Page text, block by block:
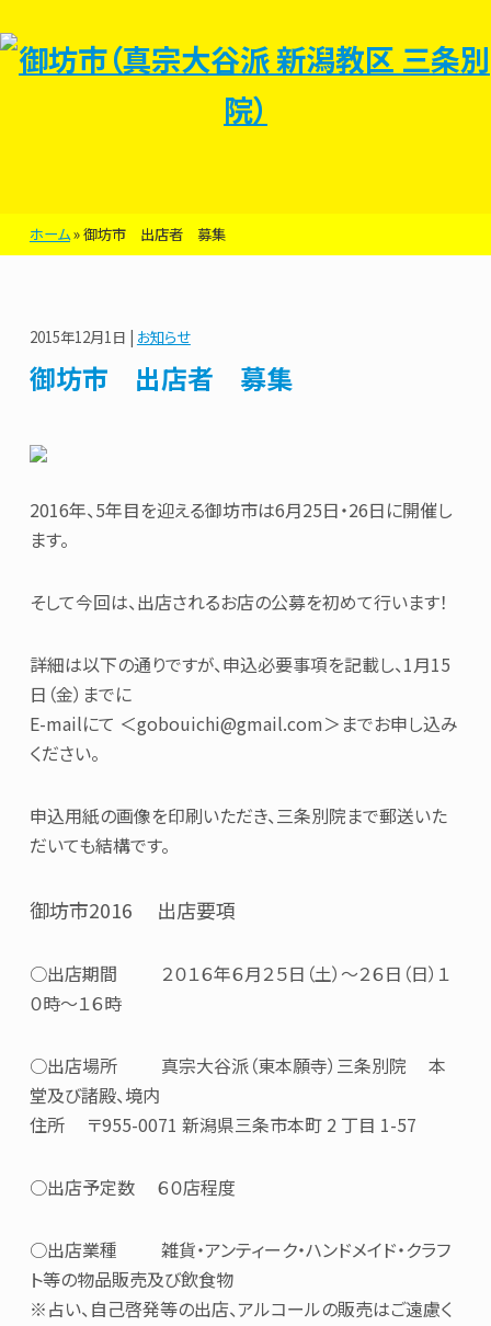
ホーム»御坊市 出店者 募集
2015年12月1日 | お知らせ
御坊市 出店者 募集
2016年、5年目を迎える御坊市は6月25日・26日に開催し
ます。
そして今回は、出店されるお店の公募を初めて行います！
詳細は以下の通りですが、申込必要事項を記載し、1月15
日（金）までに
E-mailにて ＜gobouichi@gmail.com＞までお申し込み
ください。
申込用紙の画像を印刷いただき、三条別院まで郵送いた
だいても結構です。
御坊市2016 出店要項
○出店期間 ２０１６年６月２５日（土）～２６日（日）１
０時～１６時
○出店場所 真宗大谷派（東本願寺）三条別院 本
堂及び諸殿、境内
住所 〒955-0071 新潟県三条市本町 2 丁目 1-57
○出店予定数 ６０店程度
○出店業種 雑貨・アンティーク・ハンドメイド・クラフ
ト等の物品販売及び飲食物
※占い、自己啓発等の出店、アルコールの販売はご遠慮く